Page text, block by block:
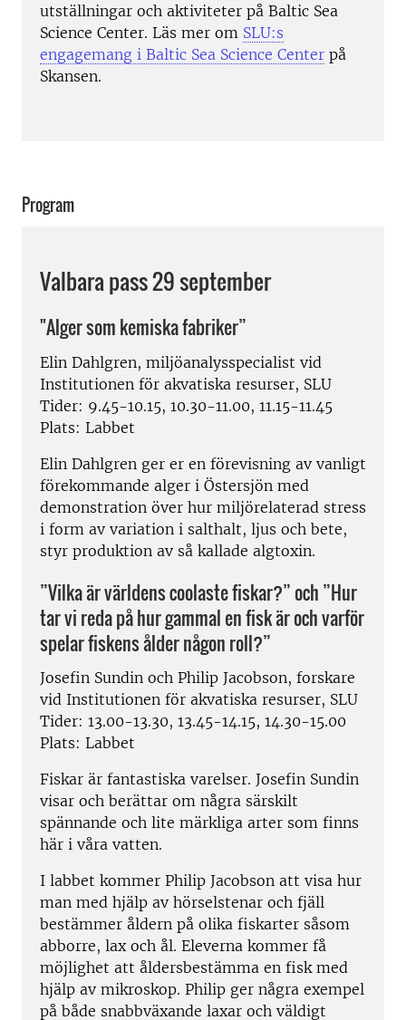
utställningar och aktiviteter på Baltic Sea
Science Center. Läs mer om SLU:s
engagemang i Baltic Sea Science Center på
Skansen.
Program
Valbara pass 29 september
"Alger som kemiska fabriker”
Elin Dahlgren, miljöanalysspecialist vid
Institutionen för akvatiska resurser, SLU
Tider: 9.45-10.15, 10.30-11.00, 11.15-11.45
Plats: Labbet
Elin Dahlgren ger er en förevisning av vanligt
förekommande alger i Östersjön med
demonstration över hur miljörelaterad stress
i form av variation i salthalt, ljus och bete,
styr produktion av så kallade algtoxin.
”Vilka är världens coolaste fiskar?” och ”Hur
tar vi reda på hur gammal en fisk är och varför
spelar fiskens ålder någon roll?”
Josefin Sundin och Philip Jacobson, forskare
vid Institutionen för akvatiska resurser, SLU
Tider: 13.00-13.30, 13.45-14.15, 14.30-15.00
Plats: Labbet
Fiskar är fantastiska varelser. Josefin Sundin
visar och berättar om några särskilt
spännande och lite märkliga arter som finns
här i våra vatten.
I labbet kommer Philip Jacobson att visa hur
man med hjälp av hörselstenar och fjäll
bestämmer åldern på olika fiskarter såsom
abborre, lax och ål. Eleverna kommer få
möjlighet att åldersbestämma en fisk med
hjälp av mikroskop. Philip ger några exempel
på både snabbväxande laxar och väldigt